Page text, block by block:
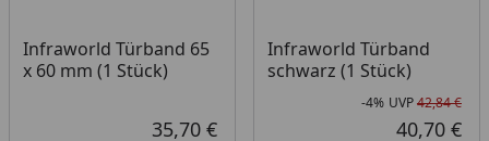
Infraworld Türband 65
x 60 mm (1 Stück)
35,70 €
Infraworld Türband
schwarz (1 Stück)
-4% UVP42,84 €
40,70 €